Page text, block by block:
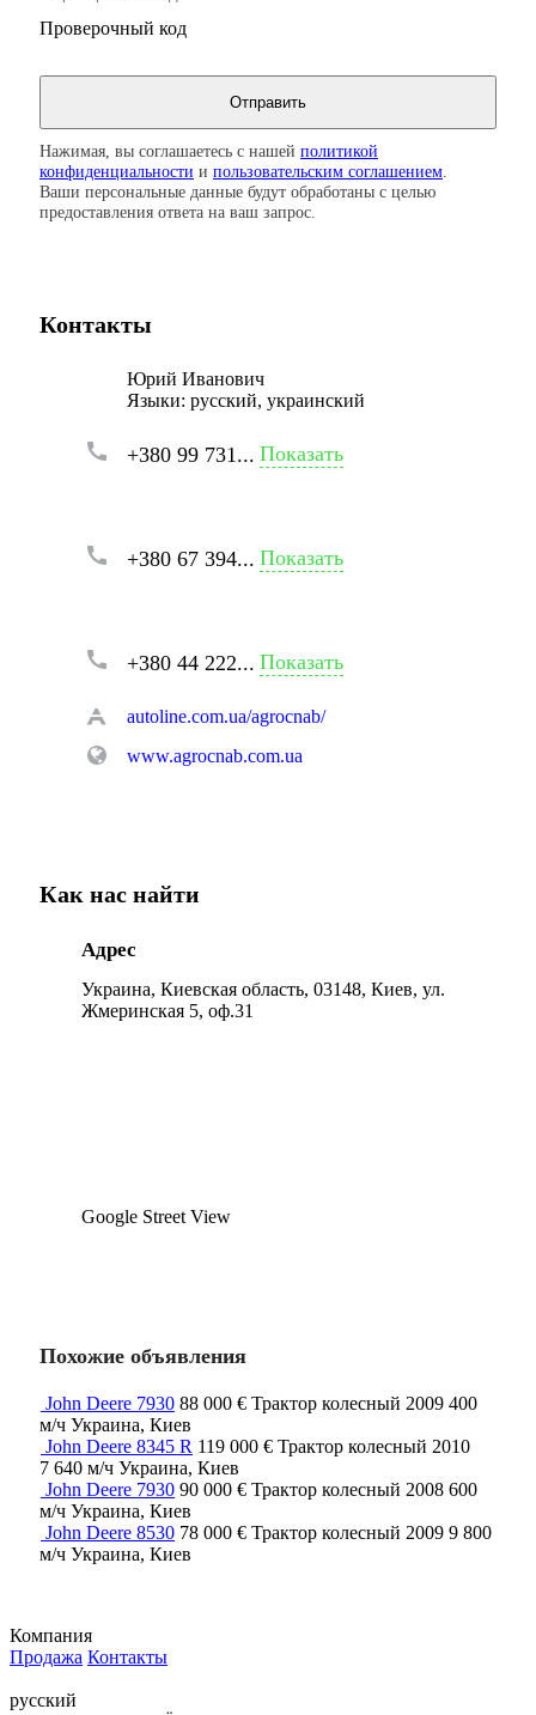
Проверочный код
Нажимая, вы соглашаетесь с нашей политикой
конфиденциальности и пользовательским соглашением
Ваши персональные данные будут обработаны с целью
предоставления ответа на ваш запрос.
Контакты
Юрий Иванович
Языки: русский, украинский
+380 99 731... Показать
+380 67 394... Показать
+380 44 222... Показать
autoline.com.ua/agrocnab/
www.agrocnab.com.ua
Как нас найти
Адрес
Украина, Киевская область, 03148, Киев, ул.
Жмеринская 5, оф.31
Google Street View
Похожие объявления
John Deere 7930 88 000 € Трактор колесный 2009 400
м/ч Украина, Киев
John Deere 8345 R 119 000 € Трактор колесный 2010
7 640 м/ч Украина, Киев
John Deere 7930 90 000 € Трактор колесный 2008 600
м/ч Украина, Киев
John Deere 8530 78 000 € Трактор колесный 2009 9 800
м/ч Украина, Киев
Компания
Продажа Контакты
русский